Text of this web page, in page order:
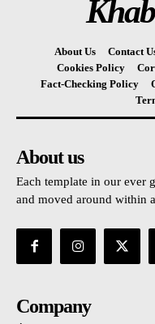
About Us Contact
Cookies Policy
Fact-Checking Policy
About us
Each template in our ever
and moved around within
Company